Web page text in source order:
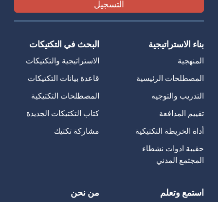
بناء الاستراتيجية
المنهجية
المصطلحات الرئيسية
التدريب والتوجيه
تقييم المدافعة
أداة الخريطة التكتيكية
حقيبة ادوات نشطاء
المجتمع المدني
البحث في التكتيكات
الاستراتيجية والتكتيكات
قاعدة بيانات التكتيكات
المصطلحات التكتيكية
كتاب التكتيكات الجديدة
مشاركة تكتيك
استمع وتعلم من نحن